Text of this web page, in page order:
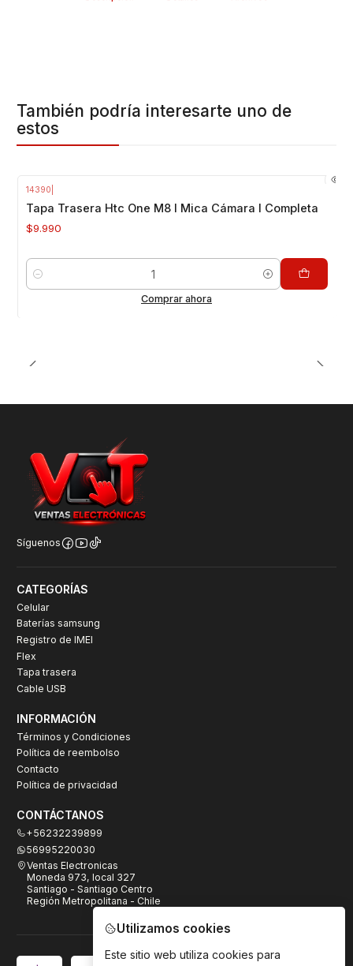
También podría interesarte uno de
estos
14390
Tapa Trasera Htc One M8 I Mica Cámara I Completa
$9.990
Cantidad
Comprar ahora
Síguenos
CATEGORÍAS
Celular
Baterías samsung
Registro de IMEI
Flex
Tapa trasera
Cable USB
INFORMACIÓN
Términos y Condiciones
Política de reembolso
Contacto
Política de privacidad
CONTÁCTANOS
+56232239899
56995220030
Ventas Electronicas
Moneda 973, local 327
Santiago - Santiago Centro
Región Metropolitana - Chile
Utilizamos cookies
Este sitio web utiliza cookies para